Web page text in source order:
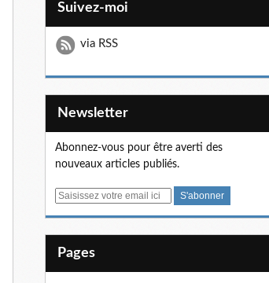
Suivez-moi
via RSS
Newsletter
Abonnez-vous pour être averti des
nouveaux articles publiés.
E
Pages